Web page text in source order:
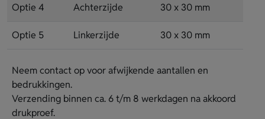
Optie 4 Achterzijde 30 x 30 mm
Optie 5 Linkerzijde 30 x 30 mm
Neem contact op voor afwijkende aantallen en
bedrukkingen.
Verzending binnen ca. 6 t/m 8 werkdagen na akkoord
drukproef.